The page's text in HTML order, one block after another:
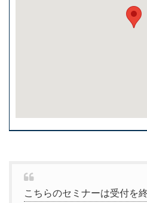
こちらのセミナーは受付を